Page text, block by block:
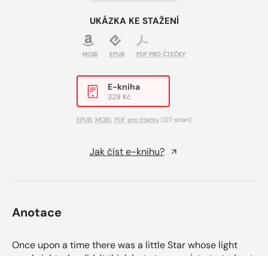
UKÁZKA KE STAŽENÍ
MOBI EPUB PDF PRO ČTEČKY
E-kniha
329 Kč
EPUB, MOBI, PDF pro čtečky (127 stran)
Jak číst e-knihu?
Anotace
Once upon a time there was a little Star whose light